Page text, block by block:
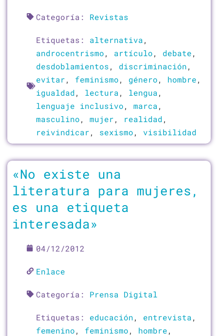
Categoría: Revistas
Etiquetas: alternativa,
androcentrismo, artículo, debate,
desdoblamientos, discriminación,
evitar, feminismo, género, hombre,
igualdad, lectura, lengua,
lenguaje inclusivo, marca,
masculino, mujer, realidad,
reivindicar, sexismo, visibilidad
«No existe una
literatura para mujeres,
es una etiqueta
interesada»
04/12/2012
Enlace
Categoría: Prensa Digital
Etiquetas: educación, entrevista,
femenino, feminismo, hombre,